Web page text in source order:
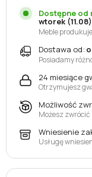
Dostępne od
wtorek (11.08)
Meble
Dostawa od:
Posiadamy
24 miesiące
Otrzymujesz
Możliwość
Możesz
Wniesienie
Usługę